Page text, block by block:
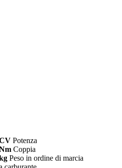
Potenza
Coppia
Peso in ordine di marcia